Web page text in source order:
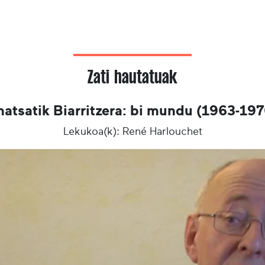
Zati hautatuak
Biarritzera: bi mundu (1963-
Lekukoa(k): René Harlouchet